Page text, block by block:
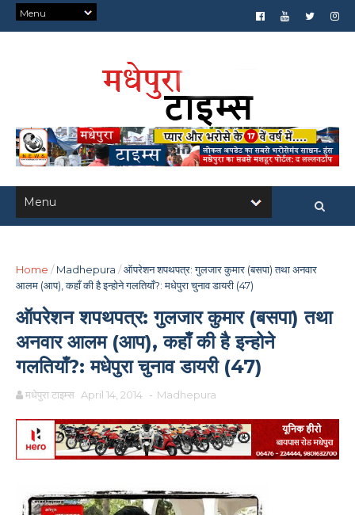
Home / Madhepura /ऑपरेशन शपथपत्र: गुलजार कुमार (बसपा) तथा अनवार
आलम (आप), कहाँ की है इन्होने गलतियाँ?: मधेपुरा चुनाव डायरी (47)
ऑपरेशन शपथपत्र: गुलजार कुमार (बसपा) तथा
अनवार आलम (आप), कहाँ की है इन्होने
गलतियाँ?: मधेपुरा चुनाव डायरी (47)
मधेपुरा टाइम्स April 14, 2014 - Madhepura